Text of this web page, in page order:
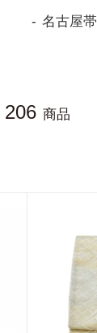
名古屋帯
206 商品